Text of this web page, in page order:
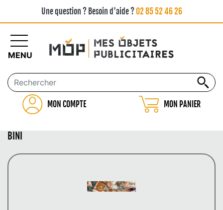
Une question ? Besoin d'aide ?02 85 52 46 26
MON COMPTE MON PANIER
MENU
BINI